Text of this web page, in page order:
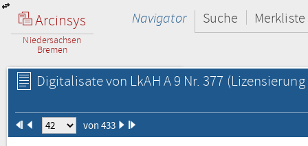
Arcinsys
Niedersachsen
Bremen
Navigator Suche Merkliste
Digitalisate von LkAH A 9 Nr. 377
von 433